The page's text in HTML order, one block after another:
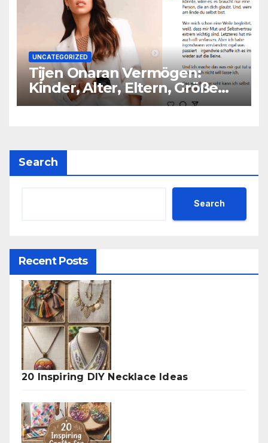
UNCATEGORIZED
Tijen Onaran Vermögen:
Kinder, Alter, Eltern, Größe
Partner
Search
Search
Recent Posts
20 Inspiring DIY Necklace Ideas